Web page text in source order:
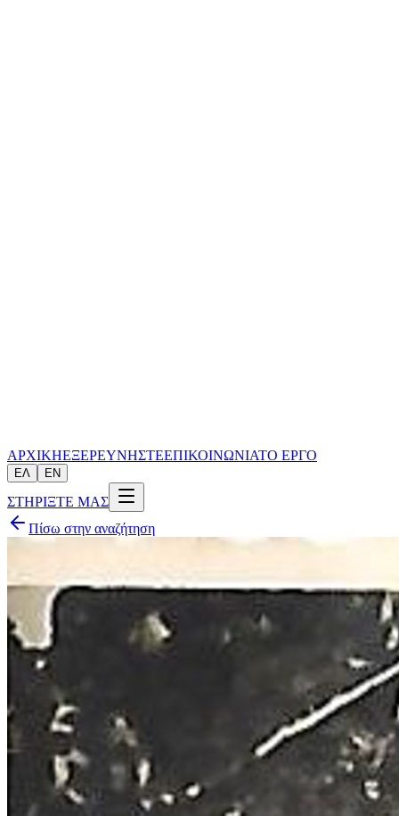
ΑΡΧΙΚΗΕΞΕΡΕΥΝΗΣΤΕΕΠΙΚΟΙΝΩΝΙΑΤΟ ΕΡΓΟ
ΕΛ EN
ΣΤΗΡΙΞΤΕ ΜΑΣ
Πίσω στην αναζήτηση